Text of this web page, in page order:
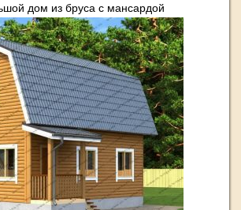
дом из бруса с мансардой